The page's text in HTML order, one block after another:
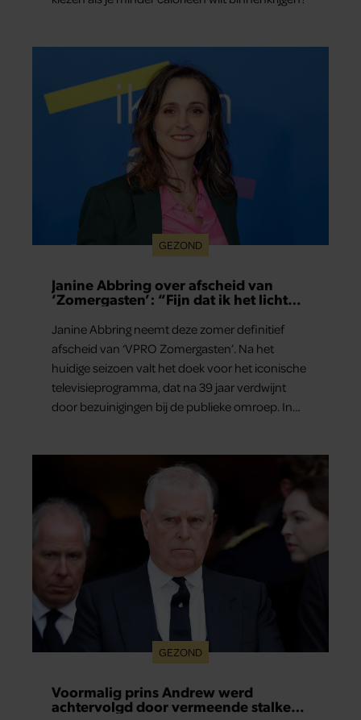
GEZOND
Janine Abbring over afscheid van
‘Zomergasten’: “Fijn dat ik het licht
mag uitdoen”
Janine Abbring neemt deze zomer definitief
afscheid van ‘VPRO Zomergasten’. Na het
huidige seizoen valt het doek voor het iconische
televisieprogramma, dat na 39 jaar verdwijnt
door bezuinigingen bij de publieke omroep. In
Hoewel ze uitkijkt naar de laatste reeks, vindt ze
het ook verdrietig dat een televisieklassieker
verdwijnt.
GEZOND
Voormalig prins Andrew werd
achtervolgd door vermeende stalker